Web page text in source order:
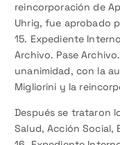
reincorporación de
Uhrig, fue aprobado
15. Expediente
Archivo. Pase
unanimidad, con la
Migliorini y la
Después se trataron
Salud, Acción Social,